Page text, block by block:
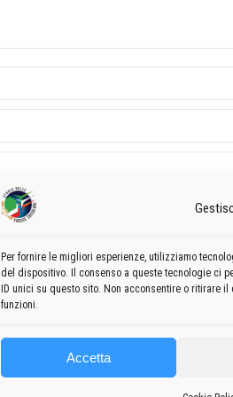
Per fornire le migliori esperienze, utilizziamo
del dispositivo. Il consenso a queste tecnologie ci
ID unici su questo sito. Non acconsentire o ritirare
funzioni.
Accetta